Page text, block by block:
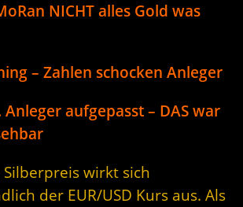
NICHT alles Gold was
– Zahlen schocken Anleger
Anleger aufgepasst – DAS war
wirkt sich
der EUR/USD Kurs aus. Als